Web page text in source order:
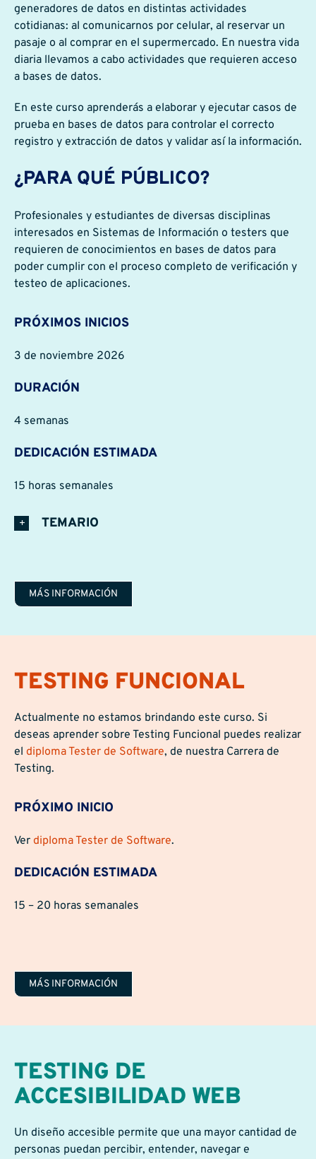
generadores de datos en distintas actividades
cotidianas: al comunicarnos por celular, al reservar un
pasaje o al comprar en el supermercado. En nuestra vida
diaria llevamos a cabo actividades que requieren acceso
a bases de datos.
En este curso aprenderás a elaborar y ejecutar casos de
prueba en bases de datos para controlar el correcto
registro y extracción de datos y validar así la información.
¿PARA QUÉ PÚBLICO?
Profesionales y estudiantes de diversas disciplinas
interesados en Sistemas de Información o testers que
requieren de conocimientos en bases de datos para
poder cumplir con el proceso completo de verificación y
testeo de aplicaciones.
PRÓXIMOS INICIOS
3 de noviembre 2026
DURACIÓN
4 semanas
DEDICACIÓN ESTIMADA
15 horas semanales
TEMARIO
MÁS INFORMACIÓN
TESTING FUNCIONAL
Actualmente no estamos brindando este curso. Si
deseas aprender sobre Testing Funcional puedes realizar
el diploma Tester de Software, de nuestra Carrera de
Testing.
PRÓXIMO INICIO
Ver diploma Tester de Software.
DEDICACIÓN ESTIMADA
15 – 20 horas semanales
MÁS INFORMACIÓN
TESTING DE
ACCESIBILIDAD WEB
Un diseño accesible permite que una mayor cantidad de
personas puedan percibir, entender, navegar e